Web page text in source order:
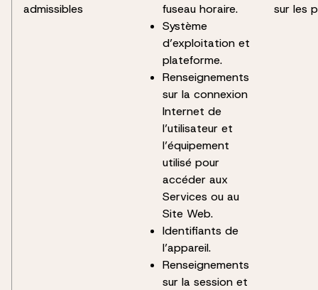
admissibles
fuseau horaire.
Système
d’exploitation et
plateforme.
Renseignements
sur la connexion
Internet de
l’utilisateur et
l’équipement
utilisé pour
accéder aux
Services ou au
Site Web.
Identifiants de
l’appareil.
Renseignements
sur la session et
sur les